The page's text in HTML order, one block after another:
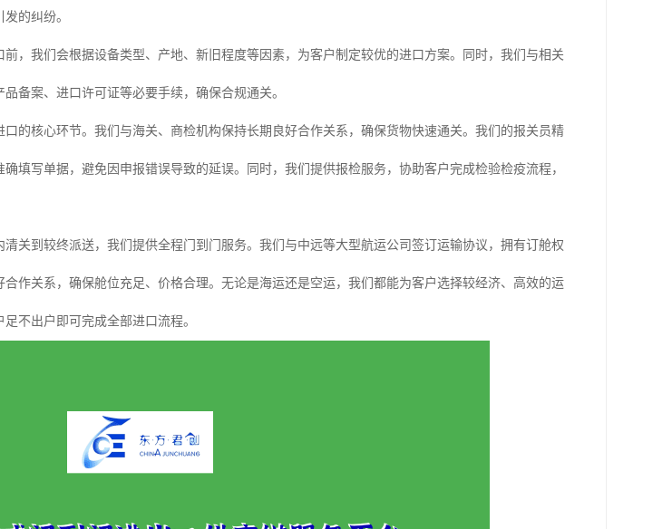
的纠纷。
前，我们会根据设备类型、产地、新旧程度等因素，为客户制定较优的进口方案。同时，我们与相关
备案、进口许可证等必要手续，确保合规通关。
口的核心环节。我们与海关、商检机构保持长期良好合作关系，确保货物快速通关。我们的报关员精
填写单据，避免因申报错误导致的延误。同时，我们提供报检服务，协助客户完成检验检疫流程，
清关到较终派送，我们提供全程门到门服务。我们与中远等大型航运公司签订运输协议，拥有订舱权
作关系，确保舱位充足、价格合理。无论是海运还是空运，我们都能为客户选择较经济、高效的运
不出户即可完成全部进口流程。